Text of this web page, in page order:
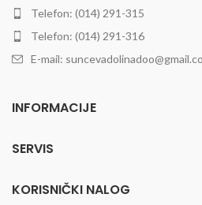
Telefon: (014) 291-315
Telefon: (014) 291-316
E-mail:
INFORMACIJE
SERVIS
KORISNIČKI NALOG